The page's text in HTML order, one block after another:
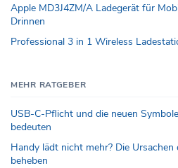
Apple MD3J4ZM/A Ladegerät für
Drinnen
Professional 3 in 1 Wireless
MEHR RATGEBER
USB-C-Pflicht und die neuen
bedeuten
Handy lädt nicht mehr? Die
beheben